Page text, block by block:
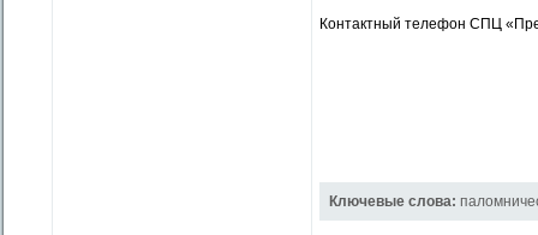
Контактный телефон СПЦ
Ключевые слова: